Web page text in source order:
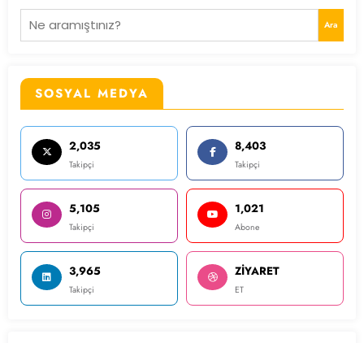
Ara
SOSYAL MEDYA
2,035
Takipçi
8,403
Takipçi
5,105
Takipçi
1,021
Abone
3,965
Takipçi
ZİYARET
ET